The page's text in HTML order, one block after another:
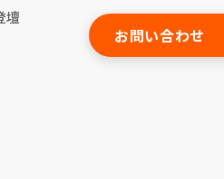
壇
お問い合わせ